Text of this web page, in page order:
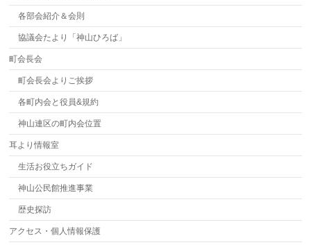
各部会紹介＆会則
協議会たより「神山ひろば」
町会長会
町会長会よりご挨拶
各町内会と役員&規約
神山連区の町内会位置
耳より情報室
生活お役立ちガイド
神山公民館推進事業
歴史探訪
アクセス・個人情報保護